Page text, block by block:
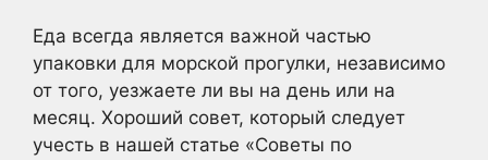
Еда всегда является важной частью
упаковки для морской прогулки, независимо
от того, уезжаете ли вы на день или на
месяц. Хороший совет, который следует
учесть в нашей статье «Советы по